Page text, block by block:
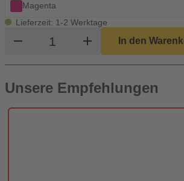
Magenta
Lieferzeit: 1-2 Werktage
remove Produkt Warenkorb
add In den
Unsere Empfehlungen